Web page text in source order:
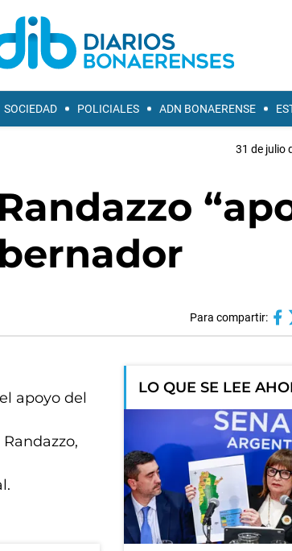
SOCIEDAD POLICIALES ADN BONAERENSE
31 de julio
Para compartir:
apoyo del
LO QUE SE LEE